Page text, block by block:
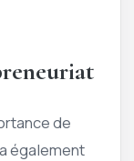
de
également